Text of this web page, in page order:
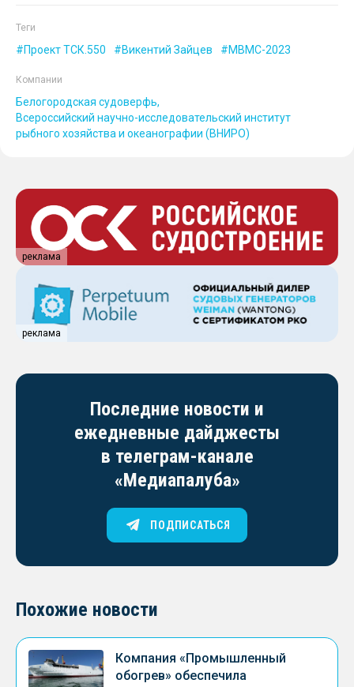
Теги
Проект ТСК.550 Викентий Зайцев МВМС-2023
Компании
Белогородская судоверфь
Всероссийский научно-исследовательский институт
рыбного хозяйства и океанографии (ВНИРО)
реклама
реклама
Последние новости и
ежедневные дайджесты
в телеграм-канале
«Медиапалуба»
ПОДПИСАТЬСЯ
Похожие новости
Компания «Промышленный
обогрев» обеспечила